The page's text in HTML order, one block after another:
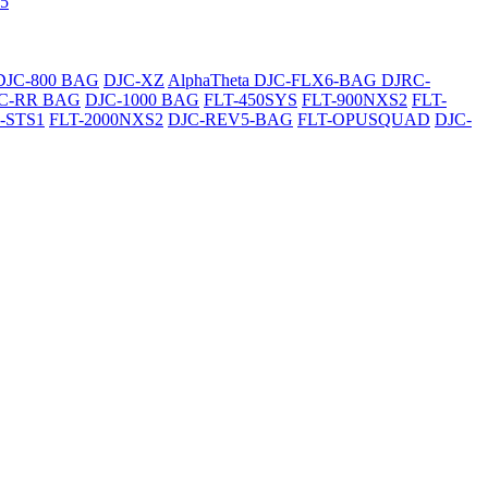
800 BAG DJC-XZ AlphaTheta DJC-FLX6-BAG DJRC-
RR BAG DJC-1000 BAG FLT-450SYS FLT-900NXS2 FLT-
FLT-2000NXS2 DJC-REV5-BAG FLT-OPUSQUAD DJC-